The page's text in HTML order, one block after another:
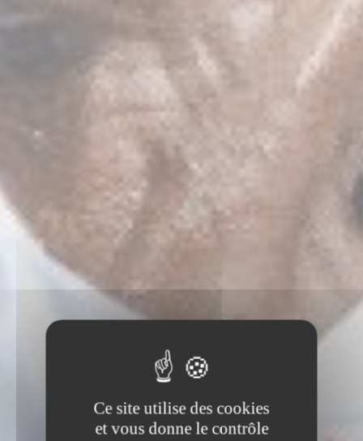
Ce site utilise des cookies
et vous donne le contrôle